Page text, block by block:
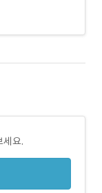
세요.